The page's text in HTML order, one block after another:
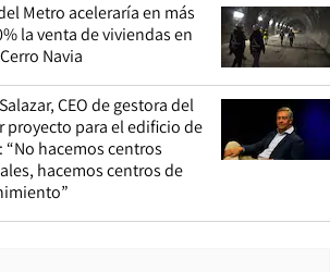
Metro aceleraría en más
la venta de viviendas en
Navia
CEO de gestora del
proyecto para el edificio de
“No hacemos centros
hacemos centros de